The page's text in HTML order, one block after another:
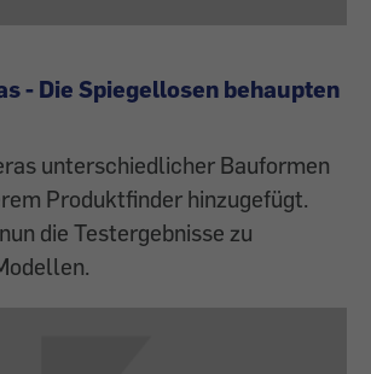
- Die Spiegellosen behaupten
unterschiedlicher Bauformen
Produktfinder hinzugefügt.
die Testergebnisse zu